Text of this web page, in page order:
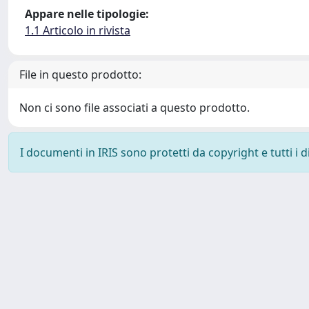
Appare nelle tipologie:
1.1 Articolo in rivista
File in questo prodotto:
Non ci sono file associati a questo prodotto.
I documenti in IRIS sono protetti da copyright e tutti i